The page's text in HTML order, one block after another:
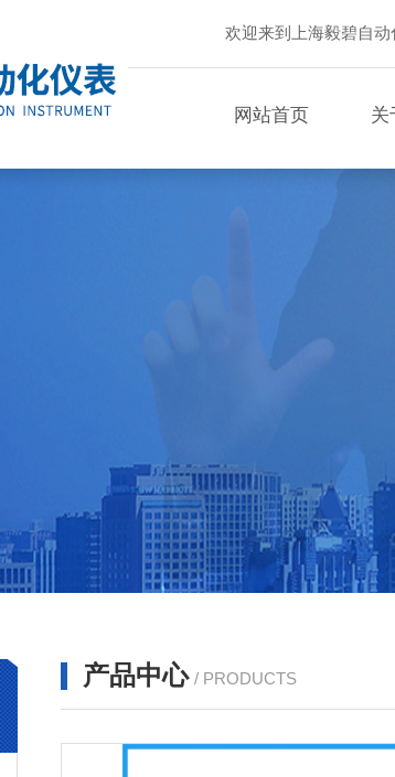
欢迎来到上海毅碧自动
网站首页 关
产品中心 / PRODUCTS